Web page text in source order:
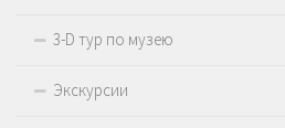
3-D тур по музею
Экскурсии